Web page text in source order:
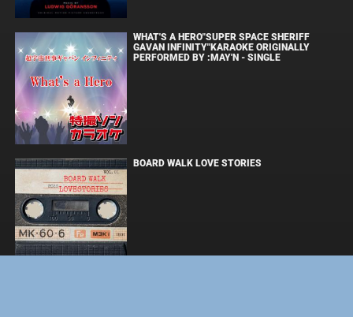
WHAT'S A HERO"SUPER SPACE SHERIFF
GAVAN INFINITY"KARAOKE ORIGINALLY
PERFORMED BY :MAY'N - SINGLE
BOARD WALK LOVE STORIES